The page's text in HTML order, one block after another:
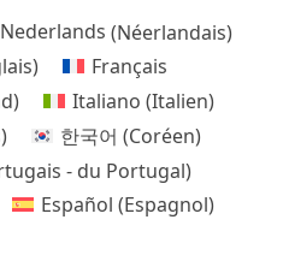
Nederlands (Néerlandais)
)
Français
) Italiano (Italien)
) 한국어 (Coréen)
- du Portugal)
Español (Espagnol)